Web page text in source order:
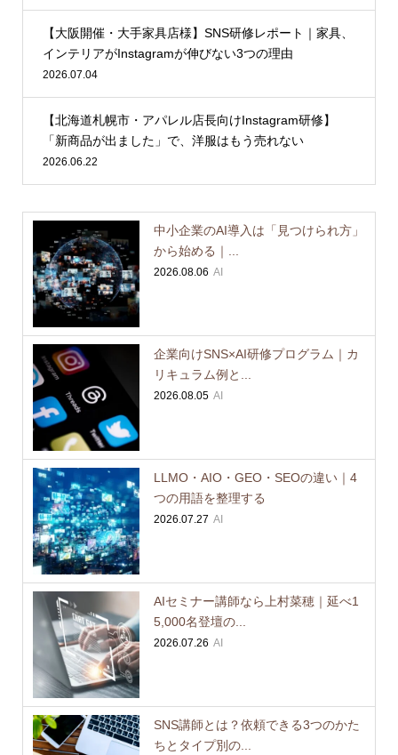
【大阪開催・大手家具店様】SNS研修レポート｜家具、
インテリアがInstagramが伸びない3つの理由
2026.07.04
【北海道札幌市・アパレル店長向けInstagram研修】
「新商品が出ました」で、洋服はもう売れない
2026.06.22
中小企業のAI導入は「見つけられ方」
から始める｜...
2026.08.06 AI
企業向けSNS×AI研修プログラム｜カ
リキュラム例と...
2026.08.05 AI
LLMO・AIO・GEO・SEOの違い｜4
つの用語を整理する
2026.07.27 AI
AIセミナー講師なら上村菜穂｜延べ1
5,000名登壇の...
2026.07.26 AI
SNS講師とは？依頼できる3つのかた
ちとタイプ別の...